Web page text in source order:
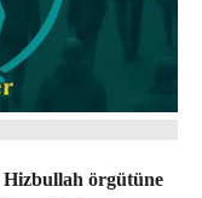
örgütüne